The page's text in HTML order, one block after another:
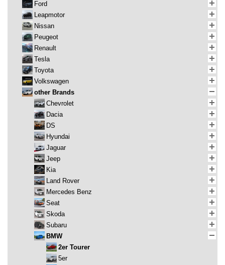
Ford
Leapmotor
Nissan
Peugeot
Renault
Tesla
Toyota
Volkswagen
other Brands
Chevrolet
Dacia
DS
Hyundai
Jaguar
Jeep
Kia
Land Rover
Mercedes Benz
Seat
Skoda
Subaru
BMW
2er Tourer
5er